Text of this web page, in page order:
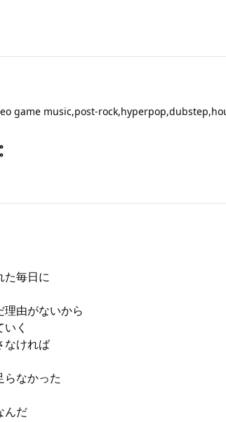
game music,post-
た毎日に
由がないから
く
なければ
なかった
んだ